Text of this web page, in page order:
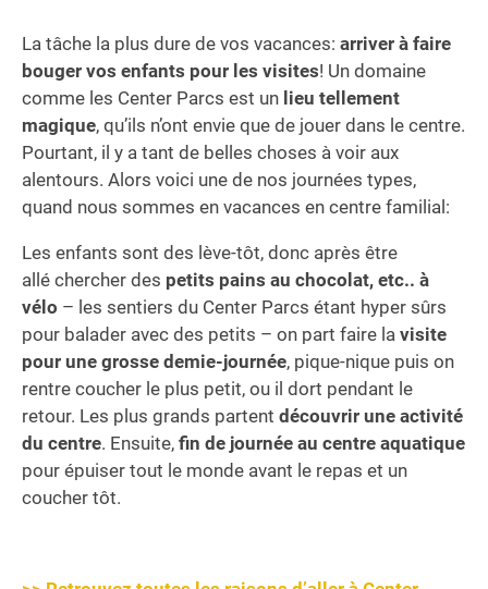
La tâche la plus dure de vos vacances: arriver à faire
bouger vos enfants pour les visites! Un domaine
comme les Center Parcs est un lieu tellement
magique, qu’ils n’ont envie que de jouer dans le centre.
Pourtant, il y a tant de belles choses à voir aux
alentours. Alors voici une de nos journées types,
quand nous sommes en vacances en centre familial:
Les enfants sont des lève-tôt, donc après être
allé chercher des petits pains au chocolat, etc.. à
vélo – les sentiers du Center Parcs étant hyper sûrs
pour balader avec des petits – on part faire la visite
pour une grosse demie-journée, pique-nique puis on
rentre coucher le plus petit, ou il dort pendant le
retour. Les plus grands partent découvrir une activité
du centre. Ensuite, fin de journée au centre aquatique
pour épuiser tout le monde avant le repas et un
coucher tôt.